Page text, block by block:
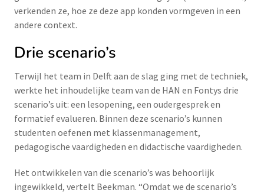
verkenden ze, hoe ze deze app konden vormgeven in een
andere context.
Drie scenario’s
Terwijl het team in Delft aan de slag ging met de techniek,
werkte het inhoudelijke team van de HAN en Fontys drie
scenario’s uit: een lesopening, een oudergesprek en
formatief evalueren. Binnen deze scenario’s kunnen
studenten oefenen met klassenmanagement,
pedagogische vaardigheden en didactische vaardigheden.
Het ontwikkelen van die scenario’s was behoorlijk
ingewikkeld, vertelt Beekman. “Omdat we de scenario’s